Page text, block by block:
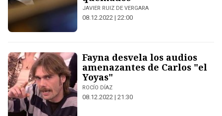
JAVIER RUIZ DE VERGARA
08.12.2022 | 22:00
Fayna desvela los audios
amenazantes de Carlos "el
Yoyas"
ROCÍO DÍAZ
08.12.2022 | 21:30